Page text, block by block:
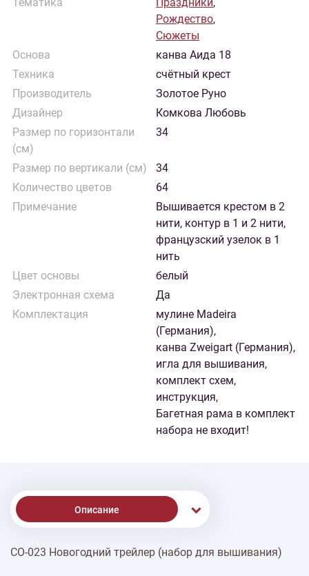
Рождество,
Сюжеты
Основа
канва Аида 18
Техника
счётный крест
Производитель
Золотое Руно
Дизайнер
Комкова Любовь
Размер по горизонтали
(см)
34
Размер по вертикали (см)
34
Количество цветов
64
Примечание
Вышивается крестом в 2
нити, контур в 1 и 2 нити,
французский узелок в 1
нить
Цвет основы
белый
Электронная схема
Да
Комплектация
мулине Madeira
(Германия),
канва Zweigart (Германия),
игла для вышивания,
комплект схем,
инструкция,
Багетная рама в комплект
набора не входит!
Описание
% Скидки
СО-023 Новогодний трейлер (набор для вышивания)